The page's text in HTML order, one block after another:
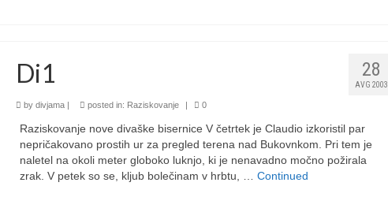
28
AVG 2003
Di1
by divjama| posted in: Raziskovanje | 0
Raziskovanje nove divaške bisernice V četrtek je Claudio izkoristil par
nepričakovano prostih ur za pregled terena nad Bukovnkom. Pri tem je
naletel na okoli meter globoko luknjo, ki je nenavadno močno požirala
zrak. V petek so se, kljub bolečinam v hrbtu, … Continued